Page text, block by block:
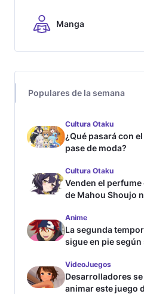
Manga
Populares de la semana
Cultura Otaku
¿Qué pasará con
pase de moda?
Cultura Otaku
Venden el
de Mahou Shoujo
Anime
La segunda
sigue en pie
VideoJuegos
Desarrolladores
animar este juego